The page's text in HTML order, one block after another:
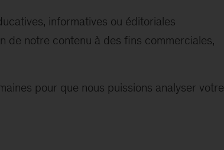
informatives ou éditoriales
de notre contenu à des fins commerciales,
pour que nous puissions analyser votre